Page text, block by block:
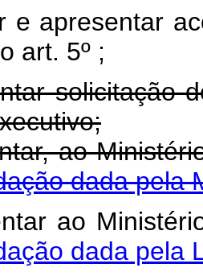
e apresentar
art. 5º ;
solicitação
ao
dada pela
ao
dada pela